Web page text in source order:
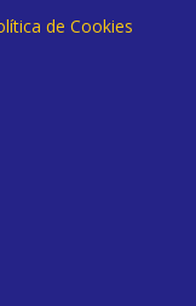
de Cookies